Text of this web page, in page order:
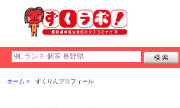
ホーム ずくりんプロフィール